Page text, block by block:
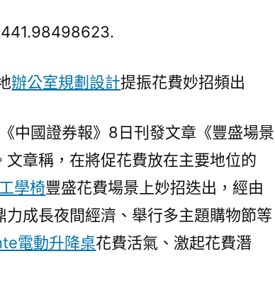
場
嵐
公
設
計
多
地
提
辦公室規劃設計提振花費妙招頻出
中國證券報》8日刊發文章《豐盛場景
章稱，在將促花費放在主要地位的
學椅豐盛花費場景上妙招迭出，經由
成長夜間經濟、舉行多主題購物節等
電動升降桌花費活氣、激起花費潛